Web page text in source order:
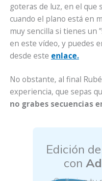
goteras de luz, en el que
cuando el plano está en
muy sencilla si tienes un
en este vídeo, y puedes
desde este enlace.
No obstante, al final
experiencia, que sepas
no grabes secuencias
Edición
con